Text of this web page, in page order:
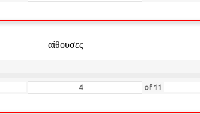
αίθουσες
of11